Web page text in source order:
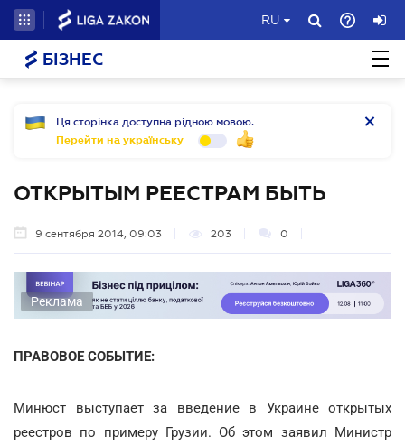
RU
БІЗНЕС
Ця сторінка доступна рідною мовою.
Перейти на українську
ОТКРЫТЫМ РЕЕСТРАМ БЫТЬ
9 сентября 2014, 09:03 203 0
Реклама
ПРАВОВОЕ СОБЫТИЕ:
Минюст выступает за введение в Украине открытых
реестров по примеру Грузии. Об этом заявил Министр